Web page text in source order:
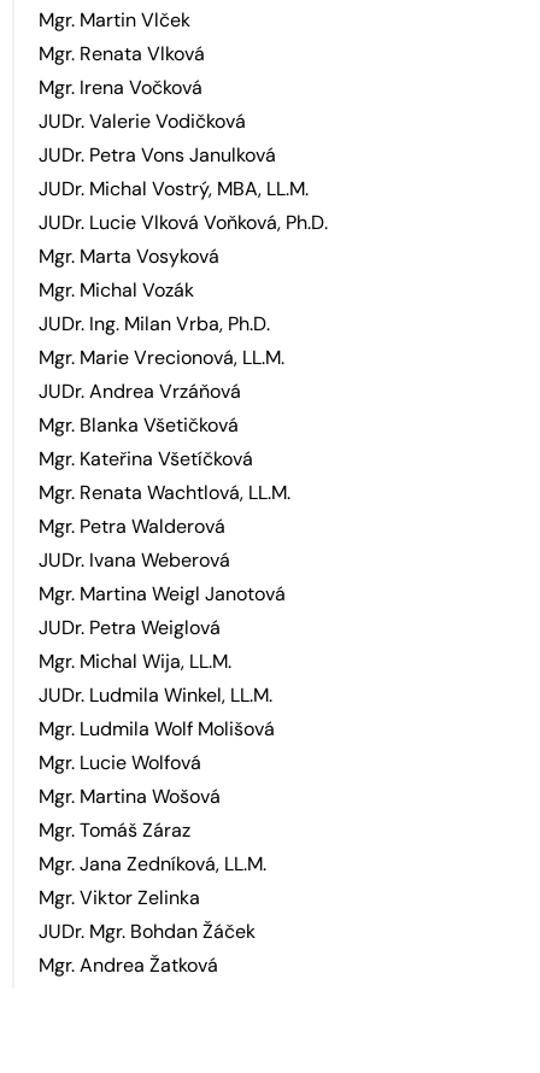
Mgr. Martin Vlček
Mgr. Renata Vlková
Mgr. Irena Vočková
JUDr. Valerie Vodičková
JUDr. Petra Vons Janulková
JUDr. Michal Vostrý, MBA, LL.M.
JUDr. Lucie Vlková Voňková, Ph.D.
Mgr. Marta Vosyková
Mgr. Michal Vozák
JUDr. Ing. Milan Vrba, Ph.D.
Mgr. Marie Vrecionová, LL.M.
JUDr. Andrea Vrzáňová
Mgr. Blanka Všetičková
Mgr. Kateřina Všetíčková
Mgr. Renata Wachtlová, LL.M.
Mgr. Petra Walderová
JUDr. Ivana Weberová
Mgr. Martina Weigl Janotová
JUDr. Petra Weiglová
Mgr. Michal Wija, LL.M.
JUDr. Ludmila Winkel, LL.M.
Mgr. Ludmila Wolf Molišová
Mgr. Lucie Wolfová
Mgr. Martina Wošová
Mgr. Tomáš Záraz
Mgr. Jana Zedníková, LL.M.
Mgr. Viktor Zelinka
JUDr. Mgr. Bohdan Žáček
Mgr. Andrea Žatková